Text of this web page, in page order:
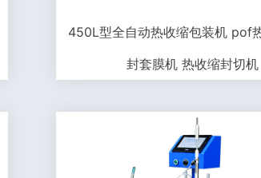
450L型全自动热收缩包装机 pof
封套膜机 热收缩封切机